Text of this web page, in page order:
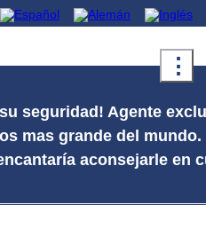
⋮
seguridad! Agente
mas grande del
aconsejarle en